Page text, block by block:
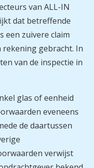
van ALL-IN
dat betreffende
een zuivere claim
gebracht. In
van de inspectie in
glas of eenheid
eveneens
de daartussen
verwijst